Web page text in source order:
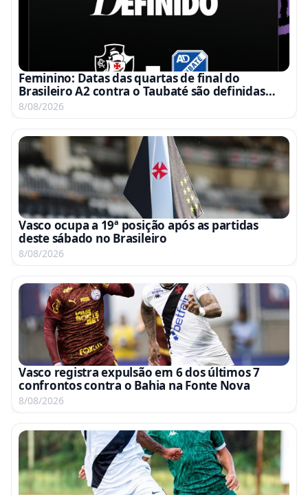
Feminino: Datas das quartas de final do
Brasileiro A2 contra o Taubaté são definidas
para 15 e 22 de agosto
8/08/2026
Vasco ocupa a 19ª posição após as partidas
deste sábado no Brasileiro
8/08/2026
Vasco registra expulsão em 6 dos últimos 7
confrontos contra o Bahia na Fonte Nova
8/08/2026